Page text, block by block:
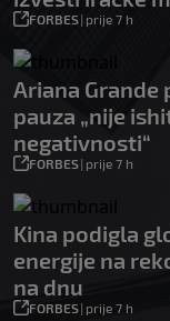
FORBES| prije 7 h
Ariana Grande
pauza „nije
negativnosti“
FORBES| prije 7 h
Kina podigla
energije na
na dnu
FORBES| prije 7 h